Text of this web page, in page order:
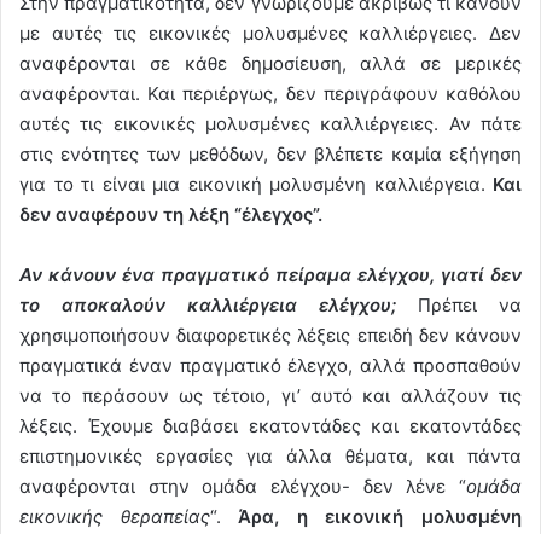
με αυτές τις εικονικές μολυσμένες καλλιέργειες. Δεν
αναφέρονται σε κάθε δημοσίευση, αλλά σε μερικές
αναφέρονται. Και περιέργως, δεν περιγράφουν καθόλου
αυτές τις εικονικές μολυσμένες καλλιέργειες. Αν πάτε
στις ενότητες των μεθόδων, δεν βλέπετε καμία εξήγηση
για το τι είναι μια εικονική μολυσμένη καλλιέργεια. Και
δεν αναφέρουν τη λέξη “έλεγχος”.
Αν κάνουν ένα πραγματικό πείραμα ελέγχου, γιατί δεν
το αποκαλούν καλλιέργεια ελέγχου; Πρέπει να
χρησιμοποιήσουν διαφορετικές λέξεις επειδή δεν κάνουν
πραγματικά έναν πραγματικό έλεγχο, αλλά προσπαθούν
να το περάσουν ως τέτοιο, γι’ αυτό και αλλάζουν τις
λέξεις. Έχουμε διαβάσει εκατοντάδες και εκατοντάδες
επιστημονικές εργασίες για άλλα θέματα, και πάντα
αναφέρονται στην ομάδα ελέγχου- δεν λένε “ομάδα
εικονικής θεραπείας“.Άρα, η εικονική μολυσμένη